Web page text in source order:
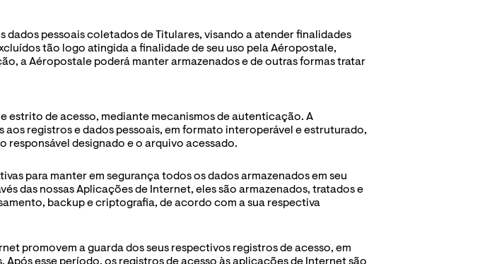
pessoais coletados de Titulares, visando a atender finalidades
tão logo atingida a finalidade de seu uso pela Aéropostale,
a Aéropostale poderá manter armazenados e de outras formas tratar
estrito de acesso, mediante mecanismos de autenticação. A
registros e dados pessoais, em formato interoperável e estruturado,
designado e o arquivo acessado.
para manter em segurança todos os dados armazenados em seu
das nossas Aplicações de Internet, eles são armazenados, tratados e
backup e criptografia, de acordo com a sua respectiva
promovem a guarda dos seus respectivos registros de acesso, em